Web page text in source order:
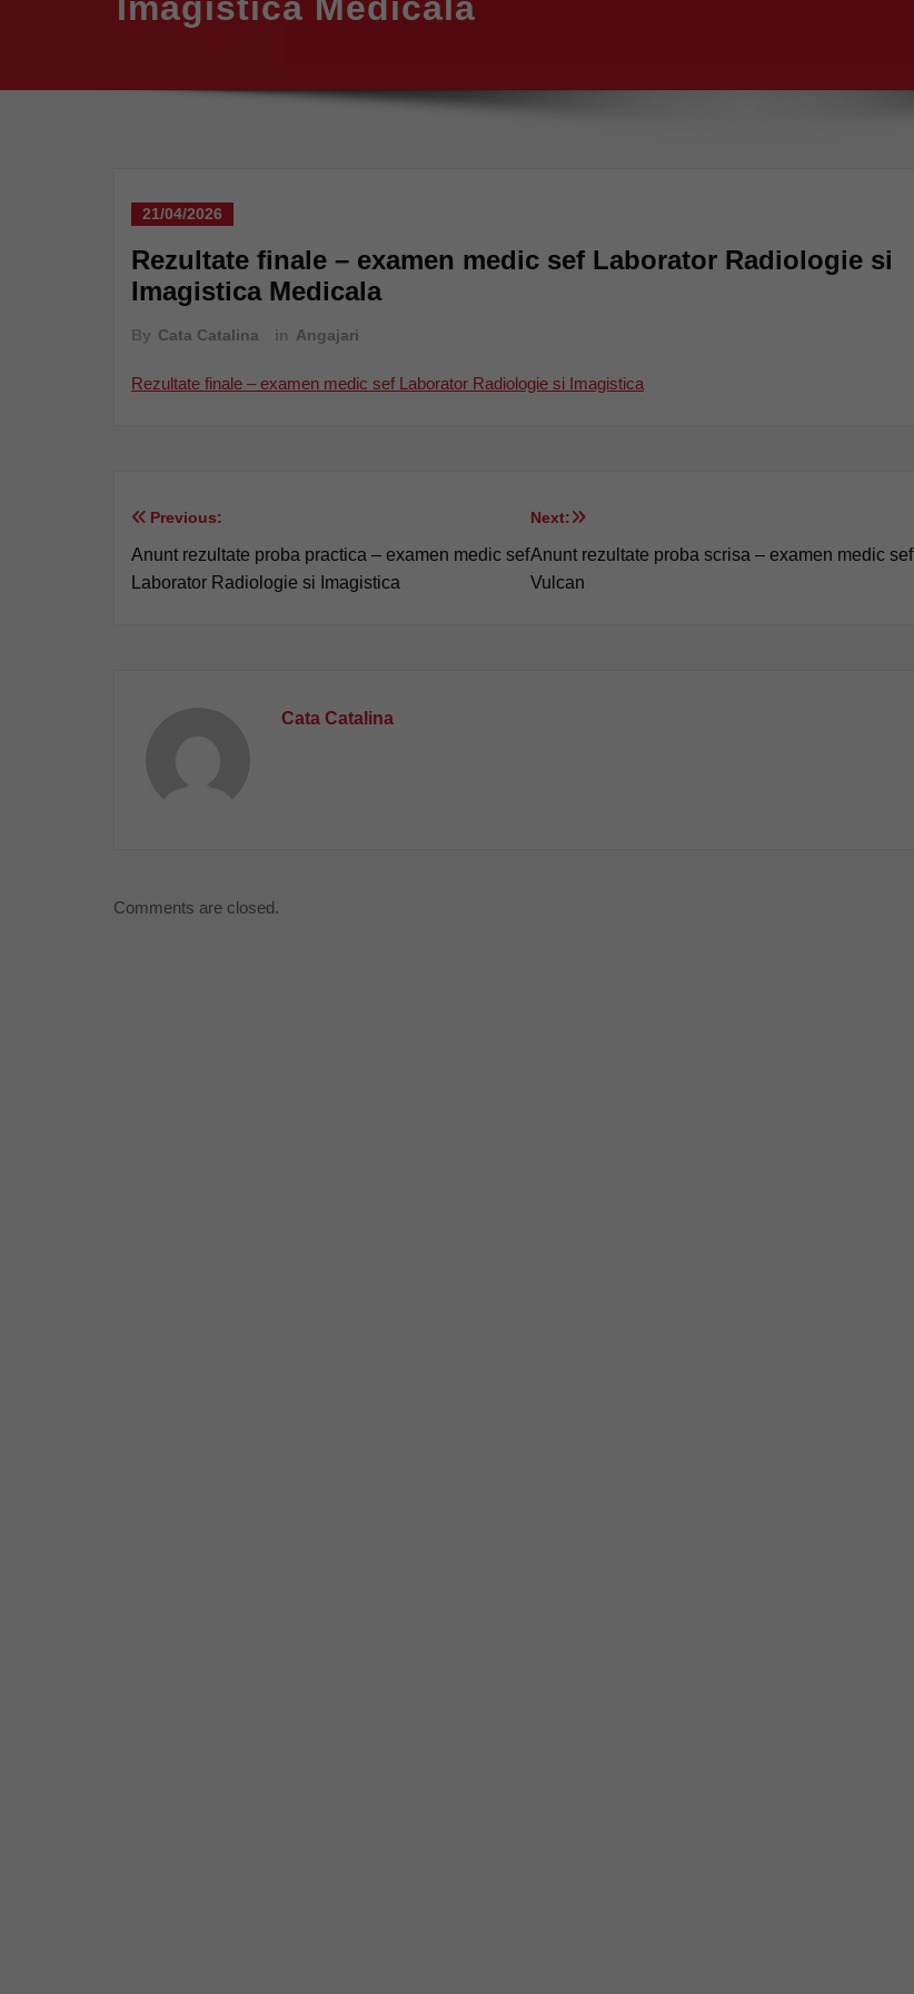
21/04/2026
Rezultate finale – examen medic sef Laborator Radiologie si
Imagistica Medicala
By Cata Catalina in Angajari
Rezultate finale – examen medic sef Laborator Radiologie si Imagistica
Navigare
în
Previous:
Anunt rezultate proba practica – examen medic sef
Laborator Radiologie si Imagistica
Next:
Anunt rezultate proba scrisa – examen medic sef
Vulcan
Cata Catalina
Comments are closed.